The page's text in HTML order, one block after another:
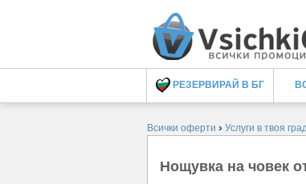
РЕЗЕРВИРАЙ В БГ
Всички оферти › Услуги в твоя
Нощувка на човек